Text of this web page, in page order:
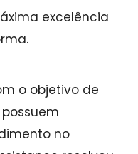
excelência
o objetivo de
no